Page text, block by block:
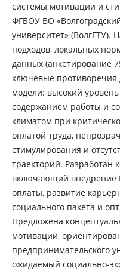
системы мотивации и
ФГБОУ ВО
университет» (ВолгГТУ).
подходов, локальных
данных (анкетирование
ключевые
модели: высокий
содержанием работы и
климатом при
оплатой труда,
стимулирования и
траекторий. Разработан
включающий внедрение
оплаты, развитие
социального пакета и
Предложена
мотивации,
предпринимательского
ожидаемый социально-